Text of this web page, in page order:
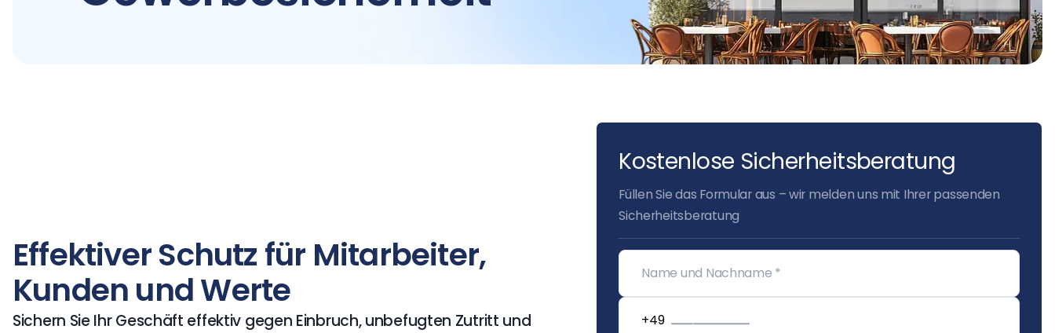
Effektiver Schutz für Mitarbeiter,
Kunden und Werte
Sichern Sie Ihr Geschäft effektiv gegen Einbruch, unbefugten Zutritt und
Kostenlose Sicherheitsberatung
Füllen Sie das Formular aus – wir melden uns mit Ihrer passenden
Sicherheitsberatung